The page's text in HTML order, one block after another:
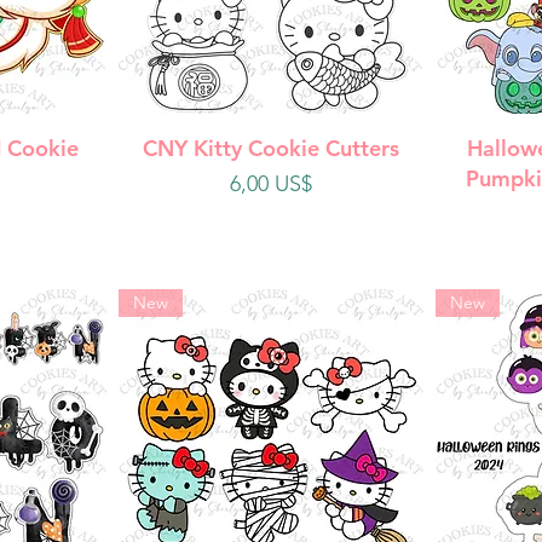
Cookie
Vista rápida
CNY Kitty Cookie Cutters
Precio
6,00 US$
New New